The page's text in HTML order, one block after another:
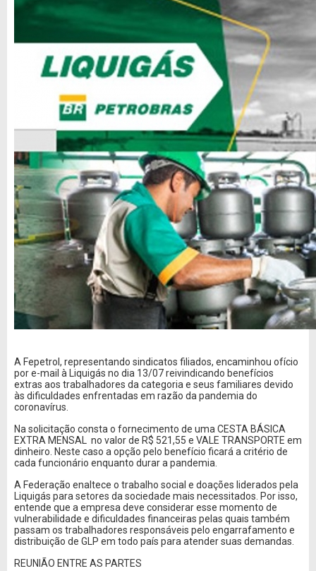
A Fepetrol, representando sindicatos filiados, encaminhou ofício
por e-mail à Liquigás no dia 13/07 reivindicando benefícios
extras aos trabalhadores da categoria e seus familiares devido
às dificuldades enfrentadas em razão da pandemia do
coronavírus.
Na solicitação consta o fornecimento de uma CESTA BÁSICA
EXTRA MENSAL no valor de R$ 521,55 e VALE TRANSPORTE em
dinheiro. Neste caso a opção pelo benefício ficará a critério de
cada funcionário enquanto durar a pandemia.
A Federação enaltece o trabalho social e doações liderados pela
Liquigás para setores da sociedade mais necessitados. Por isso,
entende que a empresa deve considerar esse momento de
vulnerabilidade e dificuldades financeiras pelas quais também
passam os trabalhadores responsáveis pelo engarrafamento e
distribuição de GLP em todo país para atender suas demandas.
REUNIÃO ENTRE AS PARTES